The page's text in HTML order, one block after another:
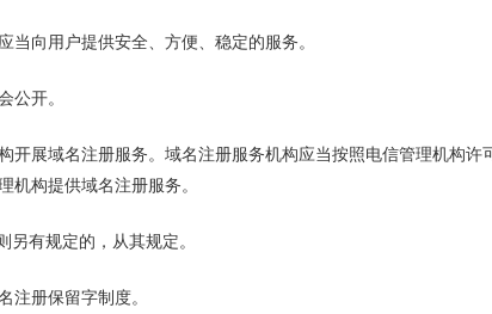
向用户提供安全、方便、稳定的服务。
公开。
展域名注册服务。域名注册服务机构应当按照电信管理机构许
机构提供域名注册服务。
有规定的，从其规定。
注册保留字制度。